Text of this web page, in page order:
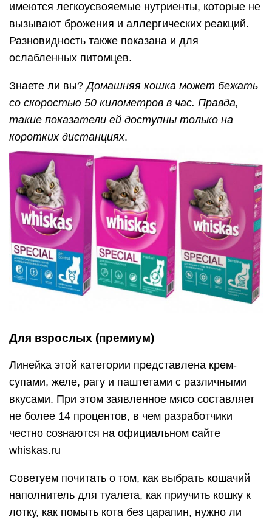
имеются легкоусвояемые нутриенты, которые не
вызывают брожения и аллергических реакций.
Разновидность также показана и для
ослабленных питомцев.
Знаете ли вы?Домашняя кошка может бежать
со скоростью 50 километров в час. Правда,
такие показатели ей доступны только на
коротких дистанциях.
Для взрослых (премиум)
Линейка этой категории представлена крем-
супами, желе, рагу и паштетами с различными
вкусами. При этом заявленное мясо составляет
не более 14 процентов, в чем разработчики
честно сознаются на официальном сайте
whiskas.ru
Советуем почитать о том, как выбрать кошачий
наполнитель для туалета, как приучить кошку к
лотку, как помыть кота без царапин, нужно ли